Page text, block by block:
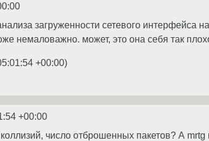
загруженности сетевого интерфейса
немаловажно. может, это она себя так
+00:00)
+00:00
число отброшенных пакетов? А